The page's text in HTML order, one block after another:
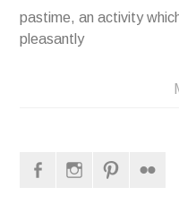
pastime, an activity
pleasantly
FacebookInstagram